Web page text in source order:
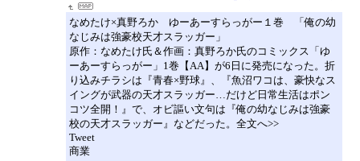
なめたけ×真野ろか ゆーあーすらっがー１巻 「俺の幼
なじみは強豪校天才スラッガー」
原作：なめたけ氏＆作画：真野ろか氏のコミックス「ゆ
ーあーすらっがー」1巻【AA】が6日に発売になった。折
り込みチラシは『青春×野球』、『魚沼ワコは、豪快なス
イングが武器の天才スラッガー…だけど日常生活はポン
コツ全開！』で、オビ謳い文句は『俺の幼なじみは強豪
校の天才スラッガー』などだった。全文へ>>
Tweet
商業